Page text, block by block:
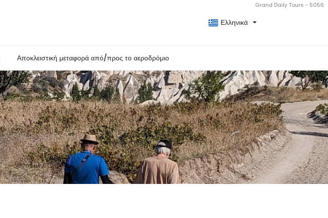
Grand Daily Tours - 5056
Ελληνικά
Αποκλειστική μεταφορά από/προς το αεροδρόμιο